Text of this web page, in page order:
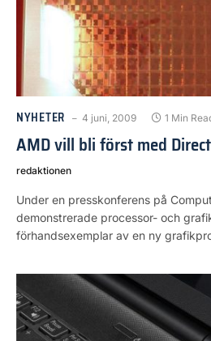
NYHETER 4 juni, 2009 1 Min
AMD vill bli först med
redaktionen
Under en presskonferens på
demonstrerade processor- och
förhandsexemplar av en ny